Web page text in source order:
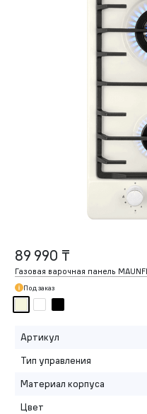
89 990 ₸
Газовая варочная панель
Под заказ
Артикул
Тип управления
Материал корпуса
Цвет